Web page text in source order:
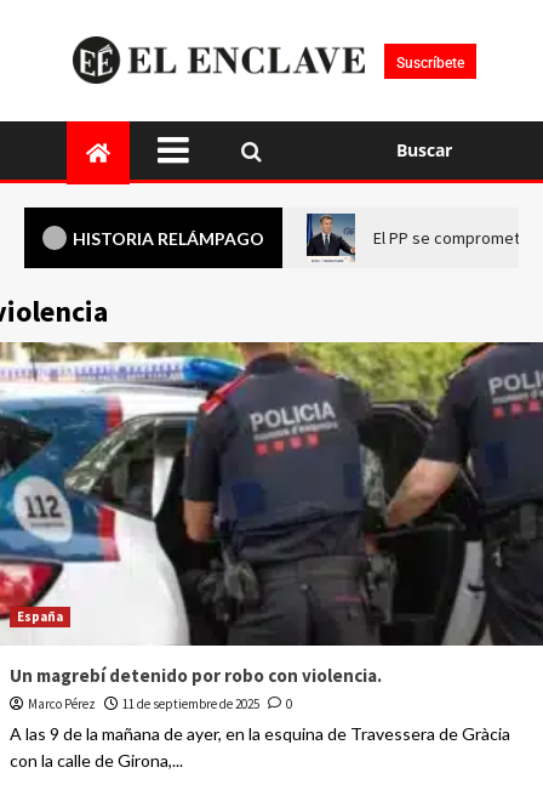
Suscríbete
Buscar
HISTORIA RELÁMPAGO El PP se compromete
España
Un magrebí detenido por robo con violencia.
Marco Pérez 11 de septiembre de 2025 0
A las 9 de la mañana de ayer, en la esquina de Travessera de Gràcia
con la calle de Girona,...